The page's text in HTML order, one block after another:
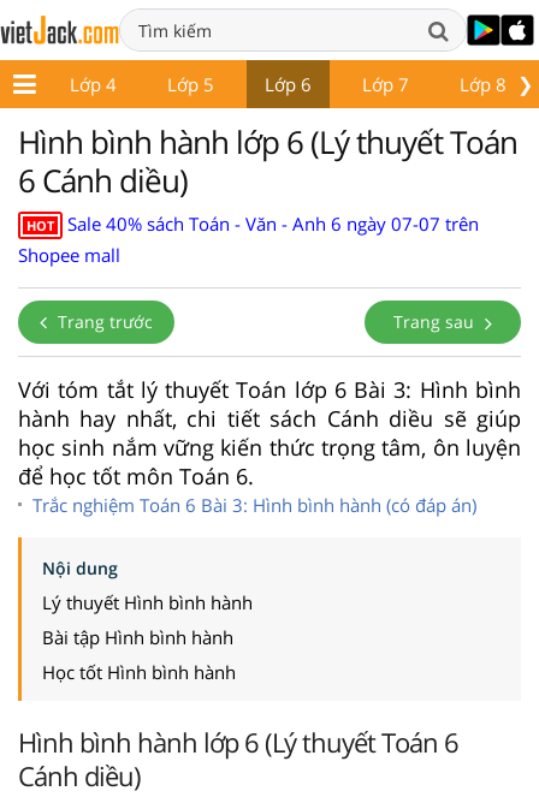
❯
3 Lớp 4 Lớp 5 Lớp 6 Lớp 7 Lớp 8
Hình bình hành lớp 6 (Lý thuyết Toán
6 Cánh diều)
HOT
Sale 40% sách Toán - Văn - Anh 6 ngày 07-07 trên
Shopee mall
Trang trước Trang sau
Với tóm tắt lý thuyết Toán lớp 6 Bài 3: Hình bình
hành hay nhất, chi tiết sách Cánh diều sẽ giúp
học sinh nắm vững kiến thức trọng tâm, ôn luyện
để học tốt môn Toán 6.
Trắc nghiệm Toán 6 Bài 3: Hình bình hành (có đáp án)
Nội dung
Lý thuyết Hình bình hành
Bài tập Hình bình hành
Học tốt Hình bình hành
Hình bình hành lớp 6 (Lý thuyết Toán 6
Cánh diều)